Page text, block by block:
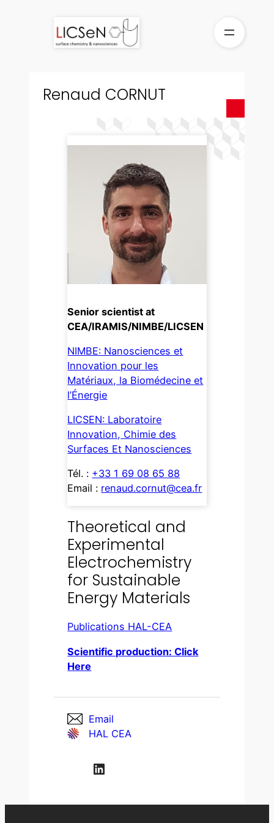
Renaud CORNUT
Email
HAL CEA
LinkedIn
Senior scientist at
CEA/IRAMIS/NIMBE/LICSEN
NIMBE: Nanosciences et
Innovation pour les
Matériaux, la Biomédecine et
l’Énergie
LICSEN: Laboratoire
Innovation, Chimie des
Surfaces Et Nanosciences
Tél. : +33 1 69 08 65 88
Email : renaud.cornut@cea.fr
Theoretical and
Experimental
Electrochemistry
for Sustainable
Energy Materials
Publications HAL-CEA
Scientific production: Click
Here